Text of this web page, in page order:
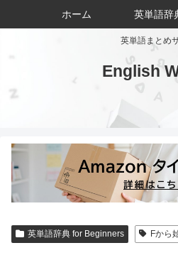
英単語まとめ
English
ホーム 英単語辞
英単語辞典 for Beginners Fから